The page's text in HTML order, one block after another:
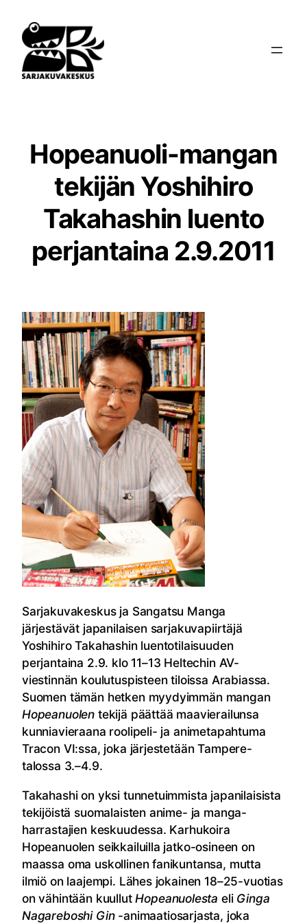
sisältöön
Hopeanuoli-mangan
tekijän Yoshihiro
Takahashin luento
perjantaina 2.9.2011
Sarjakuvakeskus ja Sangatsu Manga
järjestävät japanilaisen sarjakuvapiirtäjä
Yoshihiro Takahashin luentotilaisuuden
perjantaina 2.9. klo 11–13 Heltechin AV-
viestinnän koulutuspisteen tiloissa Arabiassa.
Suomen tämän hetken myydyimmän mangan
Hopeanuolen tekijä päättää maavierailunsa
kunniavieraana roolipeli- ja animetapahtuma
Tracon VI:ssa, joka järjestetään Tampere-
talossa 3.–4.9.
Takahashi on yksi tunnetuimmista japanilaisista
tekijöistä suomalaisten anime- ja manga-
harrastajien keskuudessa. Karhukoira
Hopeanuolen seikkailuilla jatko-osineen on
maassa oma uskollinen fanikuntansa, mutta
ilmiö on laajempi. Lähes jokainen 18–25-vuotias
on vähintään kuullutHopeanuolesta eli Ginga
Nagareboshi Gin-animaatiosarjasta, joka